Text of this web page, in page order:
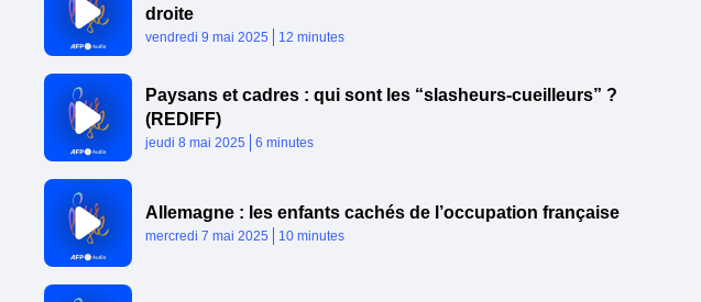
droite
Published At
vendredi 9 mai 2025 Time
12 minutes
Paysans et cadres : qui sont les “slasheurs-cueilleurs” ?
(REDIFF)
Published At
jeudi 8 mai 2025 Time
6 minutes
Allemagne : les enfants cachés de l’occupation française
Published At
mercredi 7 mai 2025 Time
10 minutes